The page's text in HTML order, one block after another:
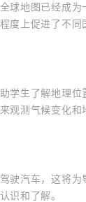
球地图已经成为
度上促进了不同
学生了解地理位
观测气候变化和
驶汽车，这将
识和了解。